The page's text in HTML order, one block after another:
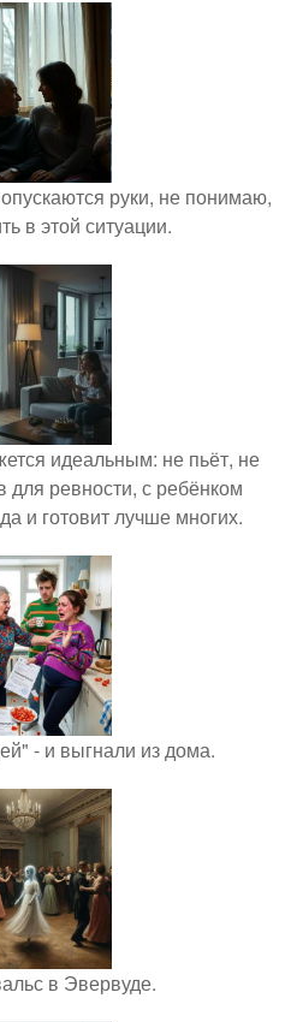
руки, не понимаю,
в этой ситуации.
идеальным: не пьёт, не
для ревности, с ребёнком
и готовит лучше многих.
- и выгнали из дома.
в Эвервуде.